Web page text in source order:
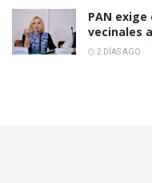
PAN
vecinales
2 DÍAS AGO